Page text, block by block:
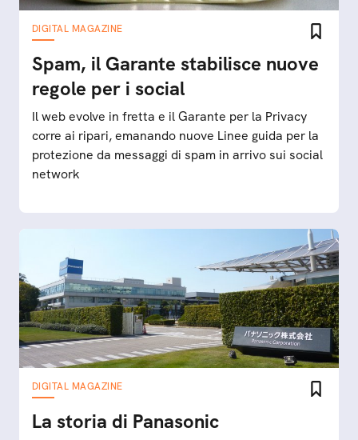
DIGITAL MAGAZINE
Spam, il Garante stabilisce nuove
regole per i social
Il web evolve in fretta e il Garante per la Privacy
corre ai ripari, emanando nuove Linee guida per la
protezione da messaggi di spam in arrivo sui social
network
DIGITAL MAGAZINE
La storia di Panasonic